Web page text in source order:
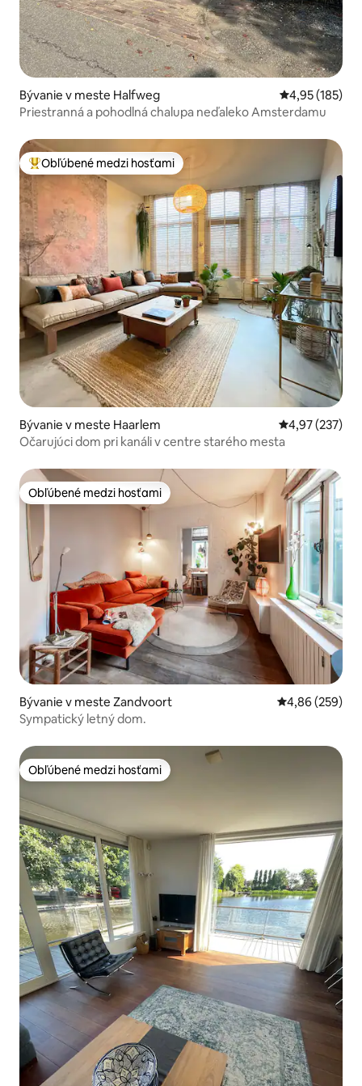
Bývanie v meste Halfweg Priemerné
4,95 (185)
Priestranná a pohodlná chalupa neďaleko Amsterdamu
Najobľúbenejšie medzi hosťami
Obľúbené medzi hosťami
Bývanie v meste Haarlem Priemerné
4,97 (237)
Očarujúci dom pri kanáli v centre starého mesta
Obľúbené medzi hosťami
Obľúbené medzi hosťami
Bývanie v meste Zandvoort Priemerné
4,86 (259)
Sympatický letný dom.
Obľúbené medzi hosťami
Obľúbené medzi hosťami